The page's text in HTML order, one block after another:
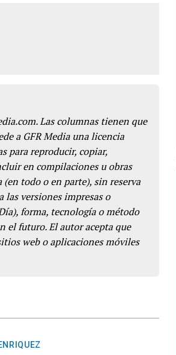
Las columnas tienen que
a GFR Media una licencia
para reproducir, copiar,
en compilaciones u obras
todo o en parte), sin reserva
versiones impresas o
forma, tecnología o método
el futuro. El autor acepta que
web o aplicaciones móviles